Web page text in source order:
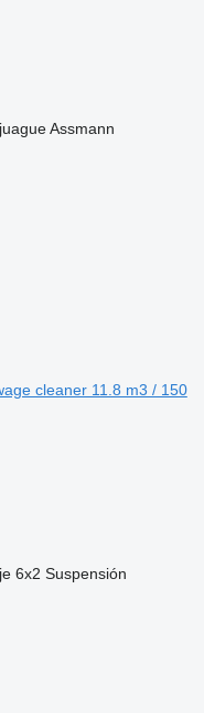
Assmann
cleaner 11.8 m3 / 150
6x2 Suspensión